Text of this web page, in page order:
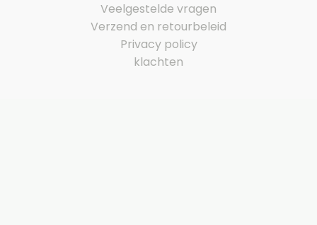
Veelgestelde vragen
Verzend en retourbeleid
Privacy policy
klachten